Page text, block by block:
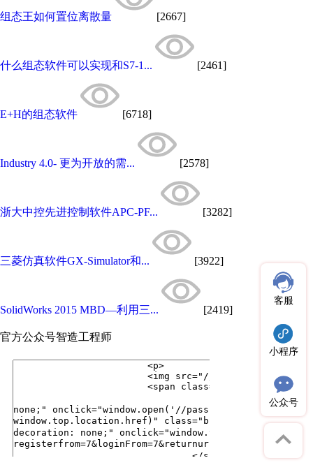
组态王如何置位离散量 [2667]
什么组态软件可以实现和S7-1... [2461]
E+H的组态软件 [6718]
Industry 4.0- 更为开放的需... [2578]
浙大中控先进控制软件APC-PF... [3282]
三菱仿真软件GX-Simulator和... [3922]
SolidWorks 2015 MBD—利用三... [2419]
官方公众号智造工程师
客服
小程序
公众号